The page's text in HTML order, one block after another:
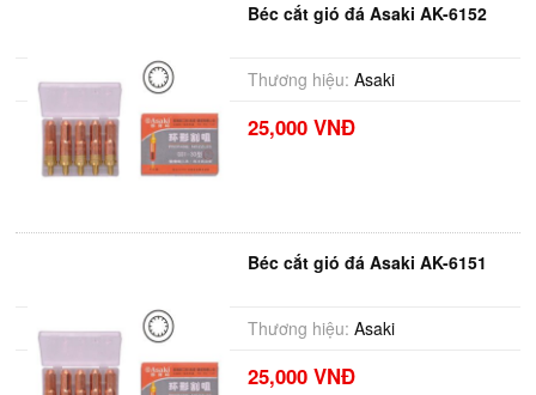
Béc cắt gió đá Asaki AK-6152
Thương hiệu: Asaki
25,000 VNĐ
Béc cắt gió đá Asaki AK-6151
Thương hiệu: Asaki
25,000 VNĐ